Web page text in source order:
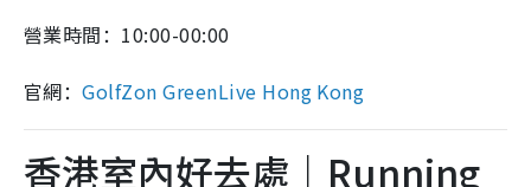
營業時間：10:00-00:00
官網：GolfZon GreenLive Hong Kong
香港室內好去處｜Running